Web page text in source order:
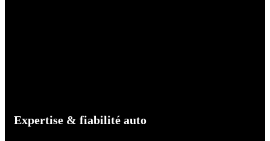
Expertise & fiabilité auto